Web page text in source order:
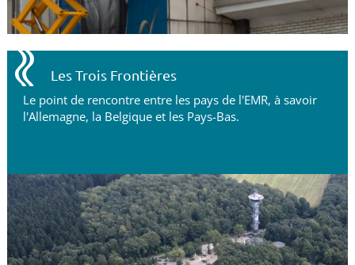
Les Trois Frontières
Le point de rencontre entre les pays de l'EMR, à savoir
l'Allemagne, la Belgique et les Pays-Bas.